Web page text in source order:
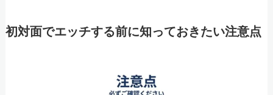
初対面でエッチする前に知っておきたい注意点